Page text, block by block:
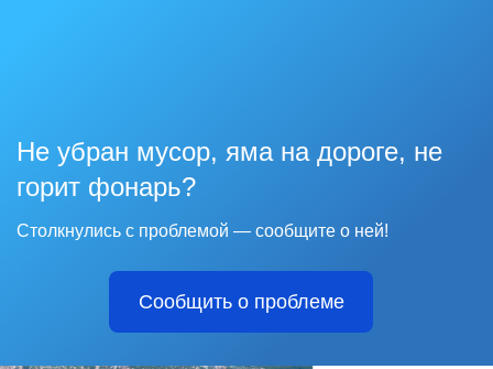
Не убран мусор, яма на дороге, не
горит фонарь?
Столкнулись с проблемой — сообщите о ней!
Сообщить о проблеме